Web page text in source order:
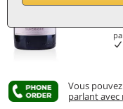
Vous
parlant avec